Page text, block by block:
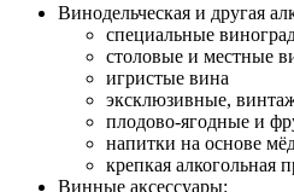
Винодельческая и другая
специальные
столовые и местные
игристые вина
эксклюзивные,
плодово-ягодные и
напитки на основе
крепкая алкогольная
Винные аксессуары: